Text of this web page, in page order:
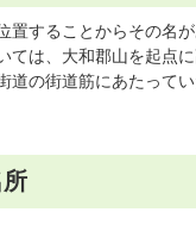
置することからその名
ては、大和郡山を起点
道の街道筋にあたって